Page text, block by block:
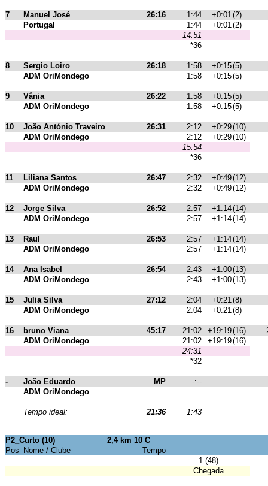
7 Manuel José 26:16 1:44 +0:01(2)
Portugal
1:44 +0:01(2)
14:51
*36
8 Sergio Loiro 26:18 1:58 +0:15(5)
ADM OriMondego
1:58 +0:15(5)
9 Vânia 26:22 1:58 +0:15(5)
ADM OriMondego
1:58 +0:15(5)
10 João António Traveiro 26:31 2:12 +0:29(10)
ADM OriMondego
2:12 +0:29(10)
15:54
*36
11 Liliana Santos 26:47 2:32 +0:49(12)
ADM OriMondego
2:32 +0:49(12)
12 Jorge Silva 26:52 2:57 +1:14(14)
ADM OriMondego
2:57 +1:14(14)
13 Raul 26:53 2:57 +1:14(14)
ADM OriMondego
2:57 +1:14(14)
14 Ana Isabel 26:54 2:43 +1:00(13)
ADM OriMondego
2:43 +1:00(13)
15 Julia Silva 27:12 2:04 +0:21(8)
ADM OriMondego
2:04 +0:21(8)
16 bruno Viana 45:17 21:02 +19:19(16)
ADM OriMondego
21:02 +19:19(16)
24:31
*32
- João Eduardo MP
-:--
ADM OriMondego
Tempo ideal: 21:36 1:43
P2_Curto (10)
2,4 km 10 C
Pos
Nome / Clube
Tempo
1 (48)
Chegada